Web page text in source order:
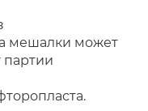
мешалки может
партии